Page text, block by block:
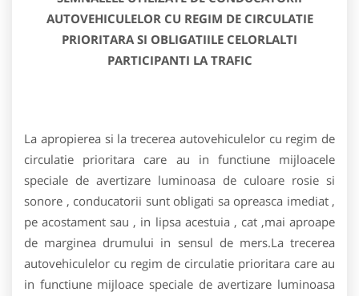
AUTOVEHICULELOR CU REGIM DE CIRCULATIE
PRIORITARA SI OBLIGATIILE CELORLALTI
PARTICIPANTI LA TRAFIC
La apropierea si la trecerea autovehiculelor cu regim de
circulatie prioritara care au in functiune mijloacele
speciale de avertizare luminoasa de culoare rosie si
sonore , conducatorii sunt obligati sa opreasca imediat ,
pe acostament sau , in lipsa acestuia , cat ,mai aproape
de marginea drumului in sensul de mers.La trecerea
autovehiculelor cu regim de circulatie prioritara care au
in functiune mijloace speciale de avertizare luminoasa